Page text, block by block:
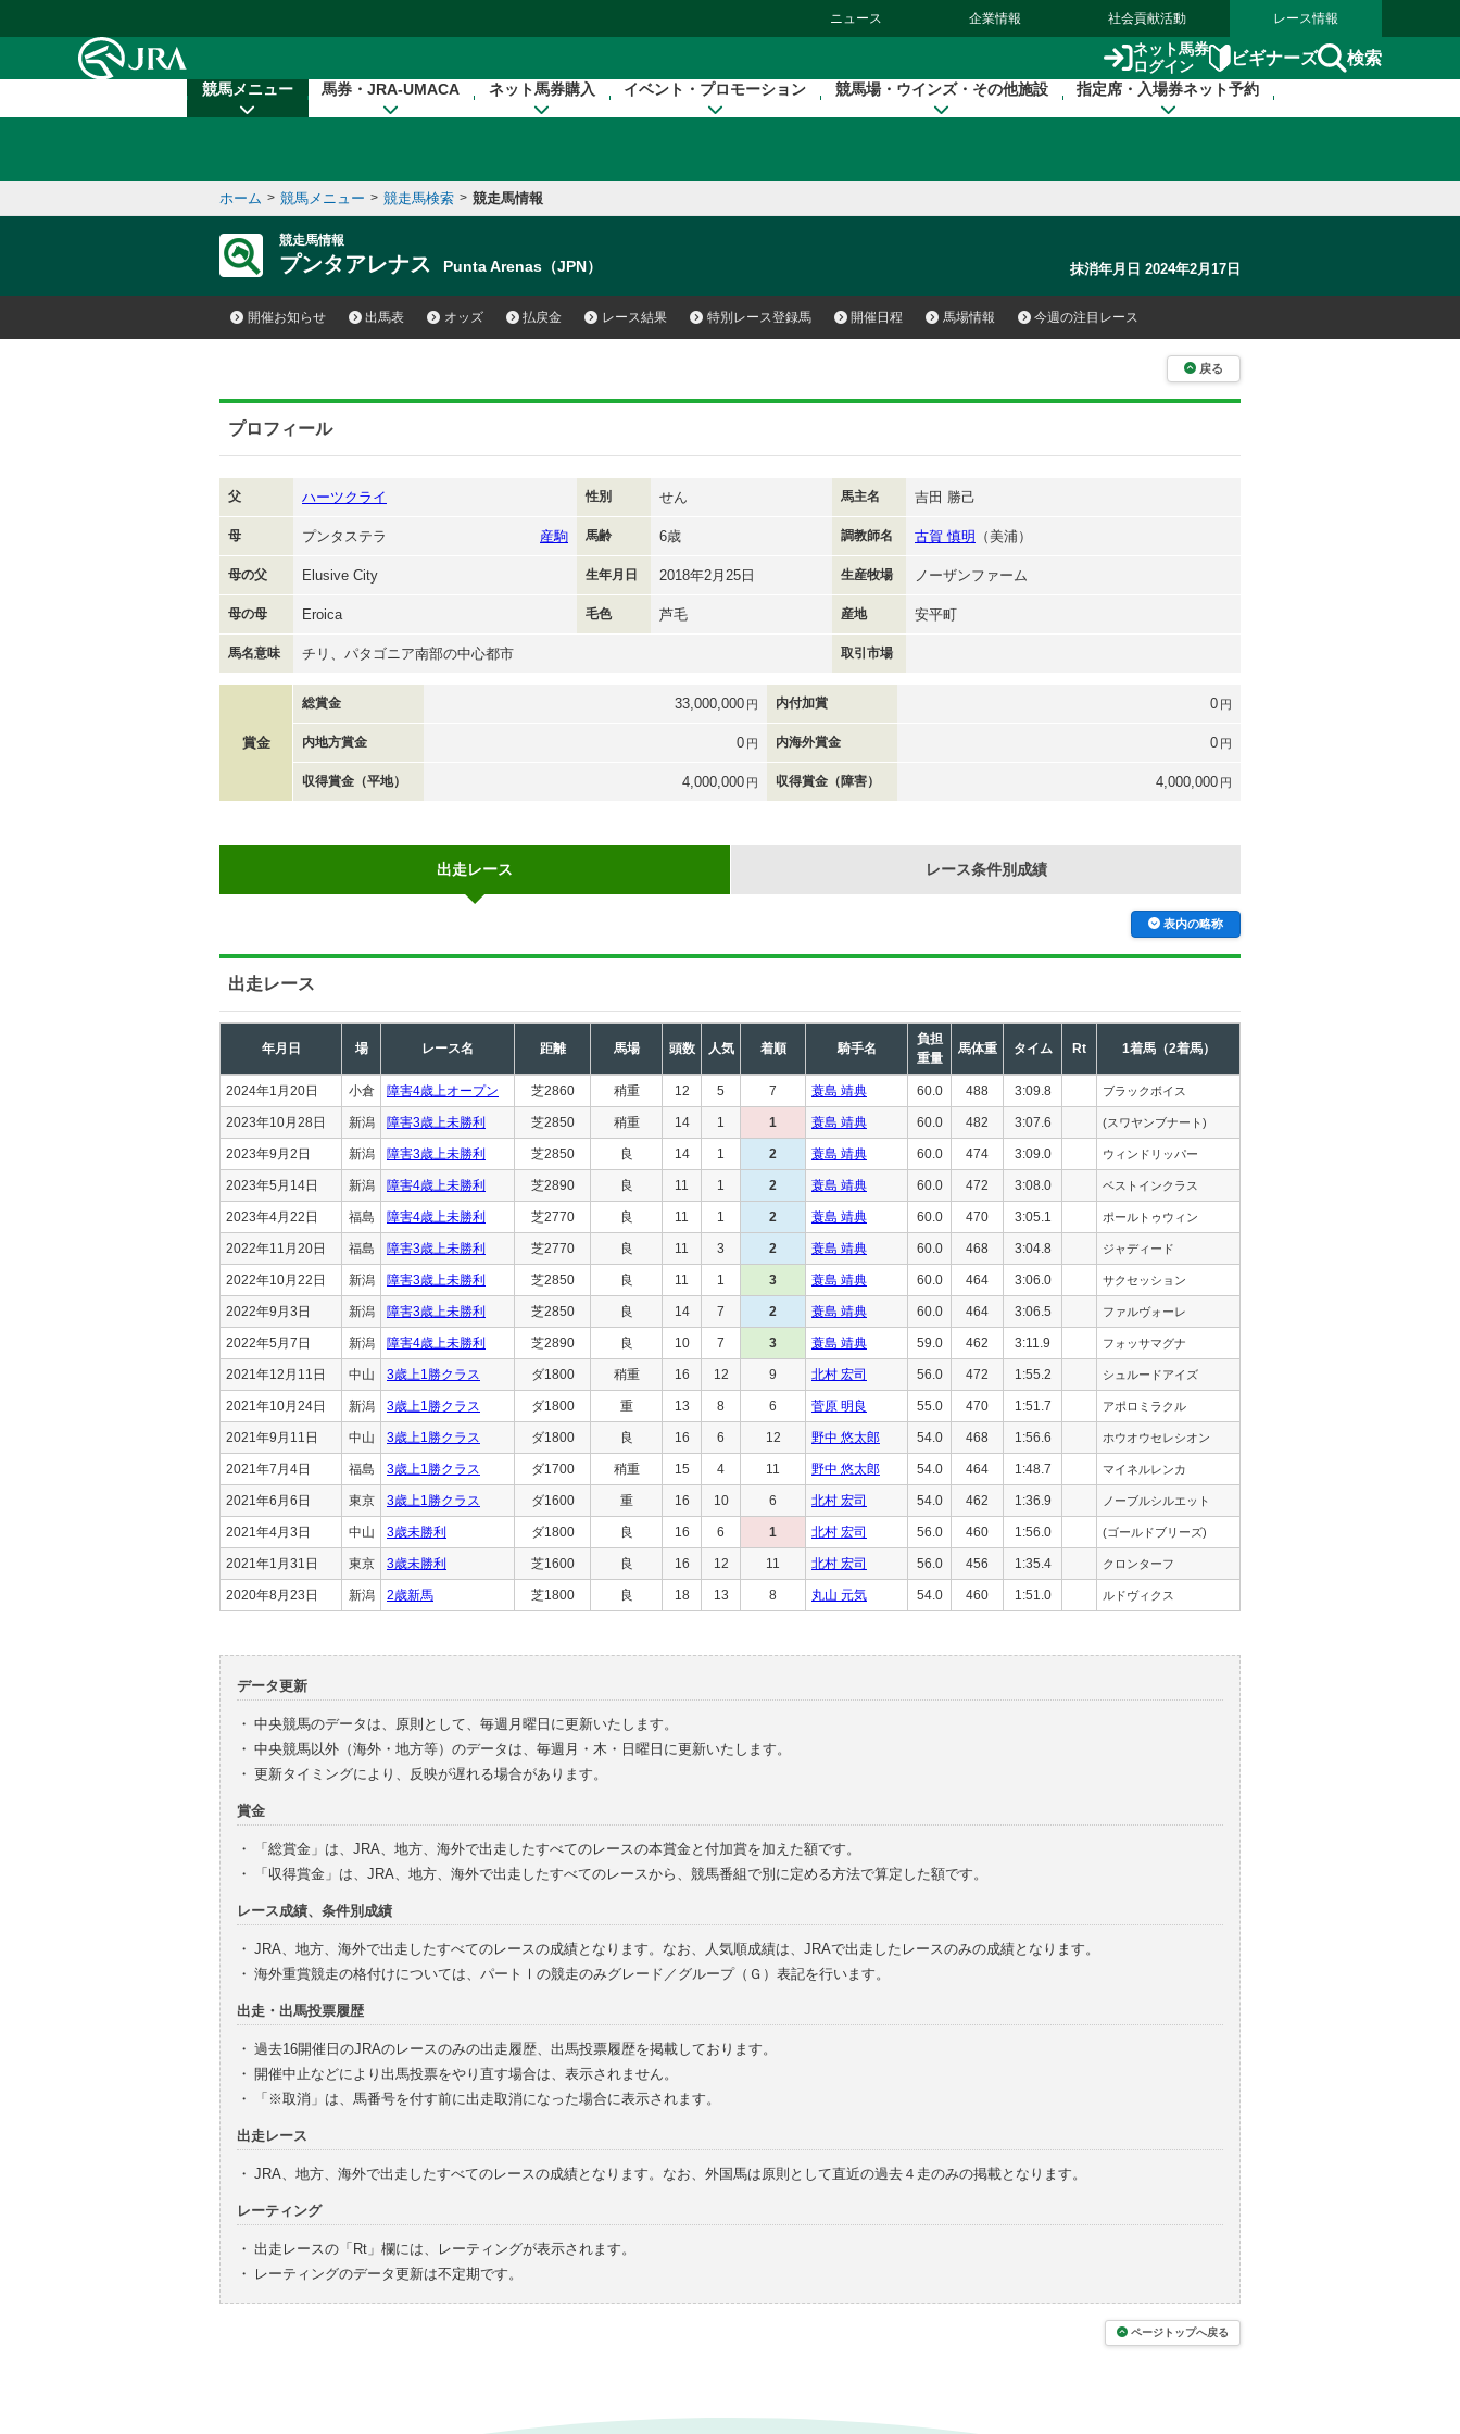
ニュース 企業情報 社会貢献活動 レース情報
ネット馬券
ログイン
ビギナーズ 検索
競馬メニュー 馬券・JRA-UMACA ネット馬券購入 イベント・プロモーション 競馬場・ウインズ・その他施設 指定席・入場券ネット予約
ホーム > 競馬メニュー > 競走馬検索 > 競走馬情報
競走馬情報
プンタアレナス Punta Arenas（JPN） 抹消年月日 2024年2月17日
開催お知らせ 出馬表 オッズ 払戻金 レース結果 特別レース登録馬 開催日程 馬場情報 今週の注目レース
戻る
プロフィール
父 ハーツクライ 性別 せん 馬主名 吉田 勝己
母 プンタステラ 産駒 馬齢 6歳 調教師名 古賀 慎明 （美浦）
母の父 Elusive City 生年月日 2018年2月25日 生産牧場 ノーザンファーム
母の母 Eroica 毛色 芦毛 産地 安平町
馬名意味 チリ、パタゴニア南部の中心都市 取引市場
賞金
総賞金 33,000,000 円 内付加賞 0 円
内地方賞金 0 円 内海外賞金 0 円
収得賞金（平地） 4,000,000 円 収得賞金（障害） 4,000,000 円
出走レース レース条件別成績
表内の略称
出走レース
年月日 場 レース名 距離 馬場 頭数 人気 着順 騎手名
負担
重量
馬体重 タイム Rt 1着馬（2着馬）
2024年1月20日 小倉 障害4歳上オープン 芝2860 稍重 12 5 7 蓑島 靖典 60.0 488 3:09.8 ブラックボイス
2023年10月28日 新潟 障害3歳上未勝利 芝2850 稍重 14 1 1 蓑島 靖典 60.0 482 3:07.6 (スワヤンブナート)
2023年9月2日 新潟 障害3歳上未勝利 芝2850 良 14 1 2 蓑島 靖典 60.0 474 3:09.0 ウィンドリッパー
2023年5月14日 新潟 障害4歳上未勝利 芝2890 良 11 1 2 蓑島 靖典 60.0 472 3:08.0 ベストインクラス
2023年4月22日 福島 障害4歳上未勝利 芝2770 良 11 1 2 蓑島 靖典 60.0 470 3:05.1 ポールトゥウィン
2022年11月20日 福島 障害3歳上未勝利 芝2770 良 11 3 2 蓑島 靖典 60.0 468 3:04.8 ジャディード
2022年10月22日 新潟 障害3歳上未勝利 芝2850 良 11 1 3 蓑島 靖典 60.0 464 3:06.0 サクセッション
2022年9月3日 新潟 障害3歳上未勝利 芝2850 良 14 7 2 蓑島 靖典 60.0 464 3:06.5 ファルヴォーレ
2022年5月7日 新潟 障害4歳上未勝利 芝2890 良 10 7 3 蓑島 靖典 59.0 462 3:11.9 フォッサマグナ
2021年12月11日 中山 3歳上1勝クラス ダ1800 稍重 16 12 9 北村 宏司 56.0 472 1:55.2 シュルードアイズ
2021年10月24日 新潟 3歳上1勝クラス ダ1800 重 13 8 6 菅原 明良 55.0 470 1:51.7 アポロミラクル
2021年9月11日 中山 3歳上1勝クラス ダ1800 良 16 6 12 野中 悠太郎 54.0 468 1:56.6 ホウオウセレシオン
2021年7月4日 福島 3歳上1勝クラス ダ1700 稍重 15 4 11 野中 悠太郎 54.0 464 1:48.7 マイネルレンカ
2021年6月6日 東京 3歳上1勝クラス ダ1600 重 16 10 6 北村 宏司 54.0 462 1:36.9 ノーブルシルエット
2021年4月3日 中山 3歳未勝利 ダ1800 良 16 6 1 北村 宏司 56.0 460 1:56.0 (ゴールドブリーズ)
2021年1月31日 東京 3歳未勝利 芝1600 良 16 12 11 北村 宏司 56.0 456 1:35.4 クロンターフ
2020年8月23日 新潟 2歳新馬 芝1800 良 18 13 8 丸山 元気 54.0 460 1:51.0 ルドヴィクス
データ更新
・ 中央競馬のデータは、原則として、毎週月曜日に更新いたします。
・ 中央競馬以外（海外・地方等）のデータは、毎週月・木・日曜日に更新いたします。
・ 更新タイミングにより、反映が遅れる場合があります。
賞金
・
「総賞金」は、JRA、地方、海外で出走したすべてのレースの本賞金と付加賞を加えた額です。
・
「収得賞金」は、JRA、地方、海外で出走したすべてのレースから、競馬番組で別に定める方法で算定した額です。
レース成績、条件別成績
・ JRA、地方、海外で出走したすべてのレースの成績となります。なお、人気順成績は、JRAで出走したレースのみの成績となります。
・ 海外重賞競走の格付けについては、パートⅠの競走のみグレード／グループ（Ｇ）表記を行います。
出走・出馬投票履歴
・ 過去16開催日のJRAのレースのみの出走履歴、出馬投票履歴を掲載しております。
・ 開催中止などにより出馬投票をやり直す場合は、表示されません。
・
「※取消」は、馬番号を付す前に出走取消になった場合に表示されます。
出走レース
・ JRA、地方、海外で出走したすべてのレースの成績となります。なお、外国馬は原則として直近の過去４走のみの掲載となります。
レーティング
・ 出走レースの「Rt」欄には、レーティングが表示されます。
・
レーティングのデータ更新は不定期です。
ページトップへ戻る